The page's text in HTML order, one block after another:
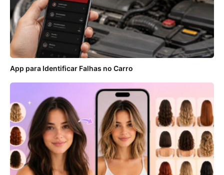
App para Identificar Falhas no Carro